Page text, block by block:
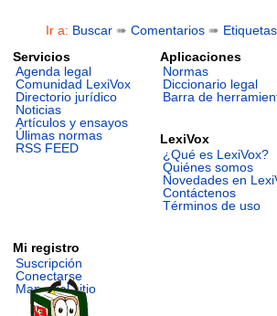
Ir a: Buscar➠ Comentarios➠ Etiquetas
Servicios
Agenda legal
Comunidad LexiVox
Directorio jurídico
Noticias
Artículos y ensayos
Úlimas normas
RSS FEED
Aplicaciones
Normas
Diccionario legal
Barra de
LexiVox
¿Qué es LexiVox?
Quiénes somos
Novedades en
Contáctenos
Términos de uso
Mi registro
Suscripción
Conectarse
Mapa del sitio